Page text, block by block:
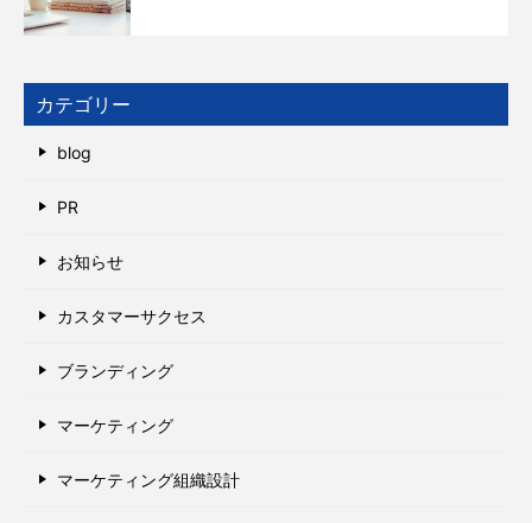
カテゴリー
blog
PR
お知らせ
カスタマーサクセス
ブランディング
マーケティング
マーケティング組織設計